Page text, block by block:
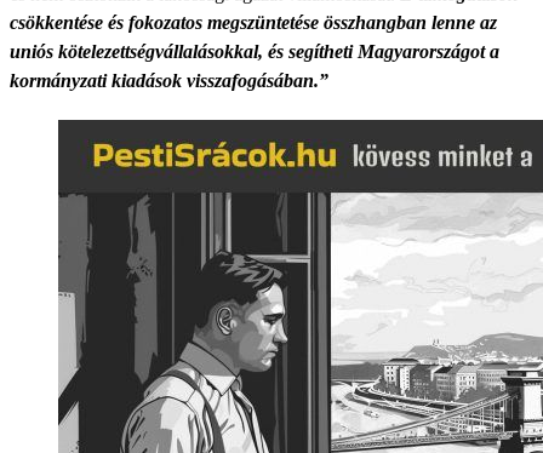
csökkentése és fokozatos megszüntetése összhangban lenne az
uniós kötelezettségvállalásokkal, és segítheti Magyarországot a
kormányzati kiadások visszafogásában.”